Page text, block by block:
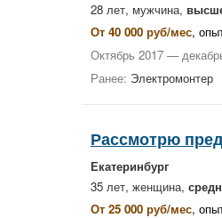
28 лет, мужчина,
От 40 000 руб/мес,
Октябрь 2017 —
Ранее: Электромонтер
Рассмотрю
Екатеринбург
35 лет, женщина,
От 25 000 руб/мес,